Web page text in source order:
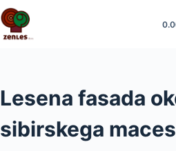
Skip
to
content
Lesena fasada
sibirskega